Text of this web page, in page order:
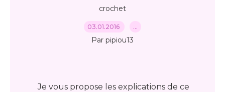
crochet
03.01.2016 …
Par pipiou13
Je vous propose les explications de ce